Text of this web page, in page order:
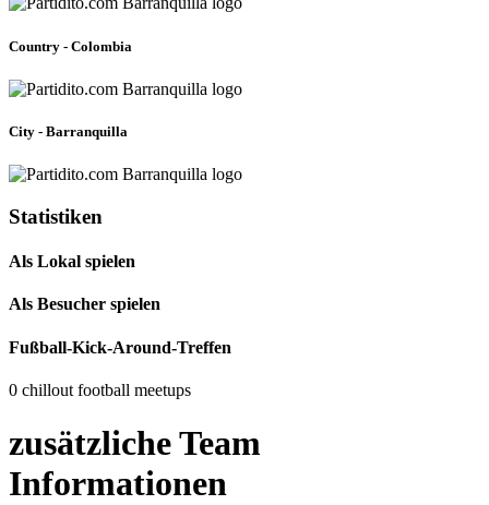
Country - Colombia
City - Barranquilla
Statistiken
Als Lokal spielen
Als Besucher spielen
Fußball-Kick-Around-Treffen
0 chillout football meetups
zusätzliche Team
Informationen